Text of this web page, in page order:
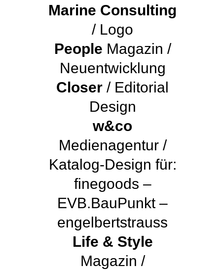
Marine Consulting
/ Logo
People Magazin /
Neuentwicklung
Closer / Editorial
Design
w&co
Medienagentur /
Katalog-Design für:
finegoods –
EVB.BauPunkt –
engelbertstrauss
Life & Style
Magazin /